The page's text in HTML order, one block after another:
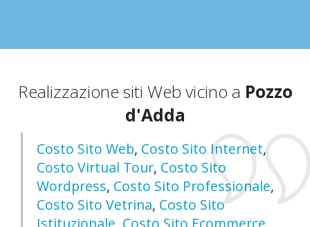
Realizzazione siti Web vicino a Pozzo
d'Adda
Costo Sito Web, Costo Sito Internet,
Costo Virtual Tour, Costo Sito
Wordpress, Costo Sito Professionale,
Costo Sito Vetrina, Costo Sito
Istituzionale, Costo Sito Ecommerce,